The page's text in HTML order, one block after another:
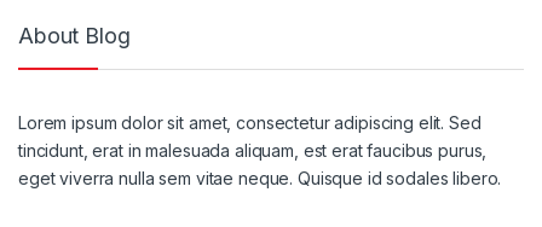
About Blog
Lorem ipsum dolor sit amet, consectetur adipiscing elit. Sed
tincidunt, erat in malesuada aliquam, est erat faucibus purus,
eget viverra nulla sem vitae neque. Quisque id sodales libero.